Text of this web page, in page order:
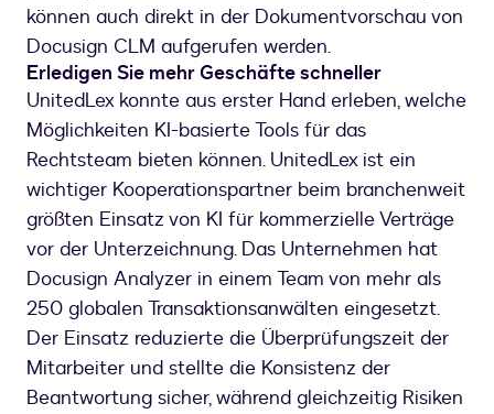
können auch direkt in der Dokumentvorschau von
Docusign CLM aufgerufen werden.
Erledigen Sie mehr Geschäfte schneller
UnitedLex konnte aus erster Hand erleben, welche
Möglichkeiten KI-basierte Tools für das
Rechtsteam bieten können. UnitedLex ist ein
wichtiger Kooperationspartner beim branchenweit
größten Einsatz von KI für kommerzielle Verträge
vor der Unterzeichnung. Das Unternehmen hat
Docusign Analyzer in einem Team von mehr als
250 globalen Transaktionsanwälten eingesetzt.
Der Einsatz reduzierte die Überprüfungszeit der
Mitarbeiter und stellte die Konsistenz der
Beantwortung sicher, während gleichzeitig Risiken